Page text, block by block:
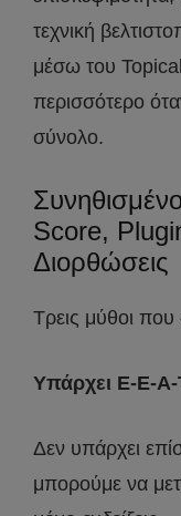
τεχνική
μέσω του
περισσότερο
σύνολο.
Score,
Διορθώσεις
Τρεις μύθοι
Υπάρχει E-E-
Δεν υπάρχει
μπορούμε να